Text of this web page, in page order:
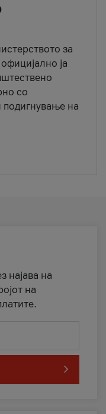
за
ја
со
подигнување на
најава на
на